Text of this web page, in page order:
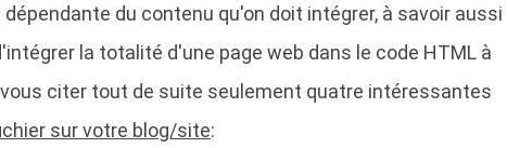
du contenu qu'on doit intégrer, à savoir aussi
la totalité d'une page web dans le code HTML à
vous citer tout de suite seulement quatre intéressantes
sur votre blog/site: